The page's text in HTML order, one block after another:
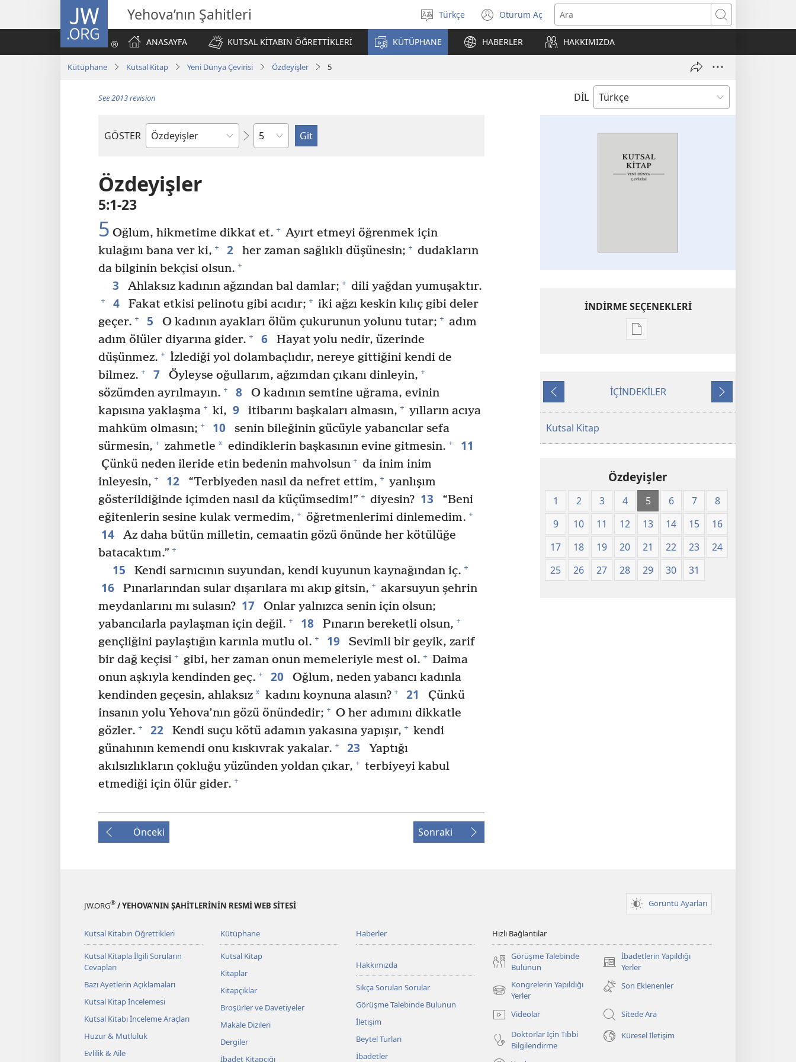
JW.ORG Yehova’nın Şahitleri
Dil
seçin
Türkçe Oturum Aç
(yeni
pencere
açar)
Ara
ANASAYFA
KUTSAL KİTABIN ÖĞRETTİKLERİ KÜTÜPHANE HABERLER HAKKIMIZDA
Kütüphane Kutsal Kitap Yeni Dünya Çevirisi Özdeyişler 5
DİL
See 2013 revision
GÖSTER
Kutsal
Kitap
Bölüm
Özdeyişler
5:1-23
5 Oğlum, hikmetime dikkat et. + Ayırt etmeyi öğrenmek için
kulağını bana ver ki, + 2 her zaman sağlıklı düşünesin; + dudakların
da bilginin bekçisi olsun. +
3 Ahlaksız kadının ağzından bal damlar; + dili yağdan yumuşaktır.
+ 4 Fakat etkisi pelinotu gibi acıdır; + iki ağzı keskin kılıç gibi deler
geçer. + 5 O kadının ayakları ölüm çukurunun yolunu tutar; + adım
adım ölüler diyarına gider. + 6
Hayat yolu nedir, üzerinde
düşünmez. + İzlediği yol dolambaçlıdır, nereye gittiğini kendi de
bilmez. + 7 Öyleyse oğullarım, ağzımdan çıkanı dinleyin, +
sözümden ayrılmayın. + 8
O kadının semtine uğrama, evinin
kapısına yaklaşma + ki, 9 itibarını başkaları almasın, + yılların acıya
mahkûm olmasın; + 10
senin bileğinin gücüyle yabancılar sefa
sürmesin, + zahmetle * edindiklerin başkasının evine gitmesin. + 11
Çünkü neden ileride etin bedenin mahvolsun + da inim inim
inleyesin, + 12 “Terbiyeden nasıl da nefret ettim, + yanlışım
gösterildiğinde içimden nasıl da küçümsedim!” + diyesin? 13
“Beni
eğitenlerin sesine kulak vermedim, + öğretmenlerimi dinlemedim. +
14
Az daha bütün milletin, cemaatin gözü önünde her kötülüğe
batacaktım.” +
15 Kendi sarnıcının suyundan, kendi kuyunun kaynağından iç. +
16 Pınarlarından sular dışarılara mı akıp gitsin, + akarsuyun şehrin
meydanlarını mı sulasın? 17
Onlar yalnızca senin için olsun;
yabancılarla paylaşman için değil. + 18 Pınarın bereketli olsun, +
gençliğini paylaştığın karınla mutlu ol. + 19
Sevimli bir geyik, zarif
bir dağ keçisi + gibi, her zaman onun memeleriyle mest ol. + Daima
onun aşkıyla kendinden geç. + 20
Oğlum, neden yabancı kadınla
kendinden geçesin, ahlaksız* kadını koynuna alasın? + 21
Çünkü
insanın yolu Yehova’nın gözü önündedir; + O her adımını dikkatle
gözler. + 22 Kendi suçu kötü adamın yakasına yapışır, + kendi
günahının kemendi onu kıskıvrak yakalar. + 23
Yaptığı
akılsızlıkların çokluğu yüzünden yoldan çıkar, + terbiyeyi kabul
etmediği için ölür gider. +
Önceki Sonraki
İNDİRME SEÇENEKLERİ
Dijital
Kutsal
Önceki
İÇİNDEKİLER
Sonraki
Kutsal Kitap
Özdeyişler
1 2 3 4 5 6 7
8
9
10 11 12 13 14 15
16
17
18 19 20 21 22 23
24
25
26 27 28 29 30 31
JW.ORG® / YEHOVA’NIN ŞAHİTLERİNİN RESMİ WEB SİTESİ Görüntü Ayarları
Kutsal Kitabın Öğrettikleri
Kutsal Kitapla İlgili Soruların
Cevapları
Bazı Ayetlerin Açıklamaları
Kutsal Kitap İncelemesi
Kutsal Kitabı İnceleme Araçları
Huzur & Mutluluk
Evlilik & Aile
Kütüphane
Kutsal Kitap
Kitaplar
Kitapçıklar
Broşürler ve Davetiyeler
Makale Dizileri
Dergiler
İbadet Kitapçığı
Haberler
Hakkımızda
Sıkça Sorulan Sorular
Görüşme Talebinde Bulunun
İletişim
Beytel Turları
İbadetler
Hızlı Bağlantılar
Görüşme Talebinde
Bulunun
İbadetlerin Yapıldığı
Yerler
(yeni
pencere
açar)
Kongrelerin Yapıldığı
Yerler
(yeni
açar)
Son Eklenenler
Videolar
Sitede Ara
Doktorlar İçin Tıbbi
Bilgilendirme
Küresel İletişim